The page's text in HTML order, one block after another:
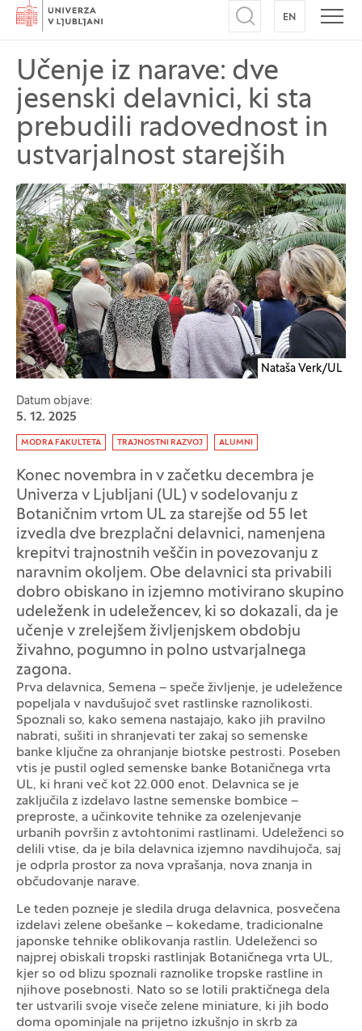
Domov
Odpri iskalnik
EN NA
Učenje iz narave: dve
jesenski delavnici, ki sta
prebudili radovednost in
ustvarjalnost starejših
Nataša Verk/UL
Datum objave:
5. 12. 2025
Oznaka:
MODRA FAKULTETA TRAJNOSTNI RAZVOJ ALUMNI
Konec novembra in v začetku decembra je
Univerza v Ljubljani (UL) v sodelovanju z
Botaničnim vrtom UL za starejše od 55 let
izvedla dve brezplačni delavnici, namenjena
krepitvi trajnostnih veščin in povezovanju z
naravnim okoljem. Obe delavnici sta privabili
dobro obiskano in izjemno motivirano skupino
udeleženk in udeležencev, ki so dokazali, da je
učenje v zrelejšem življenjskem obdobju
živahno, pogumno in polno ustvarjalnega
zagona.
Prva delavnica, Semena – speče življenje, je udeležence
popeljala v navdušujoč svet rastlinske raznolikosti.
Spoznali so, kako semena nastajajo, kako jih pravilno
nabrati, sušiti in shranjevati ter zakaj so semenske
banke ključne za ohranjanje biotske pestrosti. Poseben
vtis je pustil ogled semenske banke Botaničnega vrta
UL, ki hrani več kot 22.000 enot. Delavnica se je
zaključila z izdelavo lastne semenske bombice –
preproste, a učinkovite tehnike za ozelenjevanje
urbanih površin z avtohtonimi rastlinami. Udeleženci so
delili vtise, da je bila delavnica izjemno navdihujoča, saj
je odprla prostor za nova vprašanja, nova znanja in
občudovanje narave.
Le teden pozneje je sledila druga delavnica, posvečena
izdelavi zelene obešanke – kokedame, tradicionalne
japonske tehnike oblikovanja rastlin. Udeleženci so
najprej obiskali tropski rastlinjak Botaničnega vrta UL,
kjer so od blizu spoznali raznolike tropske rastline in
njihove posebnosti. Nato so se lotili praktičnega dela
ter ustvarili svoje viseče zelene miniature, ki jih bodo
doma opominjale na prijetno izkušnjo in skrb za